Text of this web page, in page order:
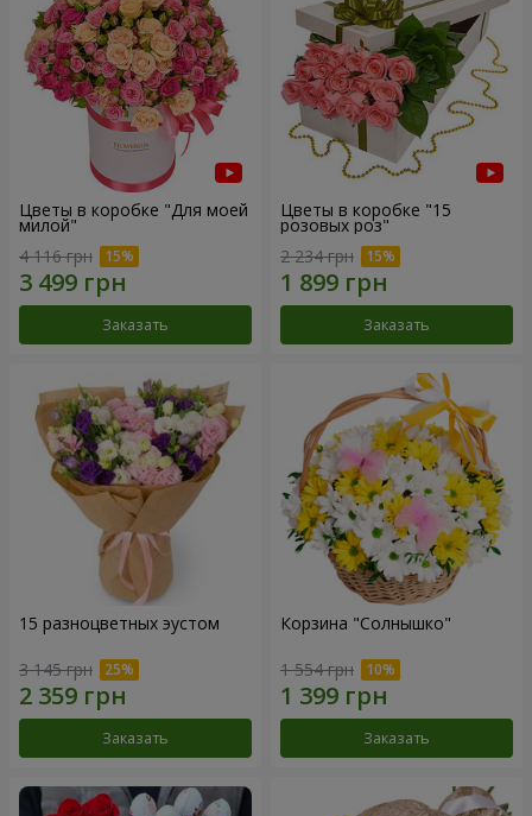
Цветы в коробке "Для моей
милой"
4 116 грн
Заказать
Цветы в коробке "15
розовых роз"
2 234 грн
Заказать
15 разноцветных эустом
3 145 грн
Заказать
Корзина "Солнышко"
1 554 грн
Заказать